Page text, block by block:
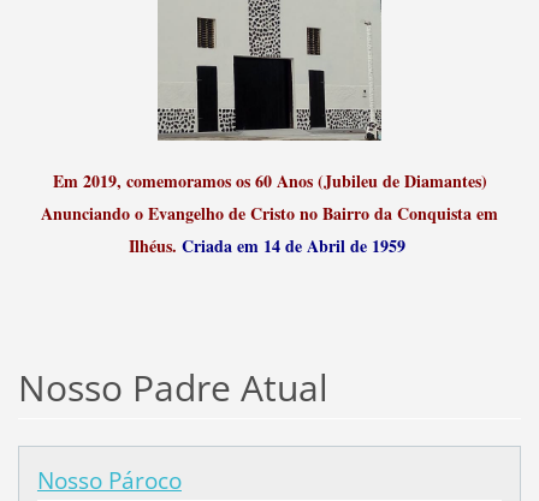
Em 2019, comemoramos os 60 Anos (Jubileu de Diamantes)
Anunciando o Evangelho de Cristo no Bairro da Conquista em
Ilhéus. Criada em 14 de Abril de 1959
Nosso Padre Atual
Nosso Pároco